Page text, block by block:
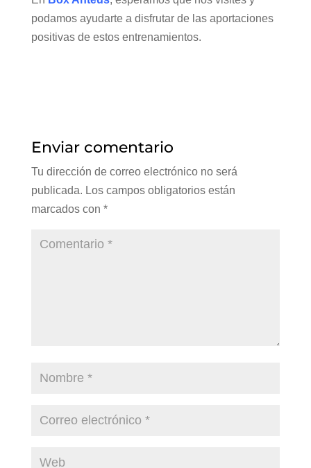
podamos ayudarte a disfrutar de las aportaciones
positivas de estos entrenamientos.
Enviar comentario
Tu dirección de correo electrónico no será
publicada. Los campos obligatorios están
marcados con *